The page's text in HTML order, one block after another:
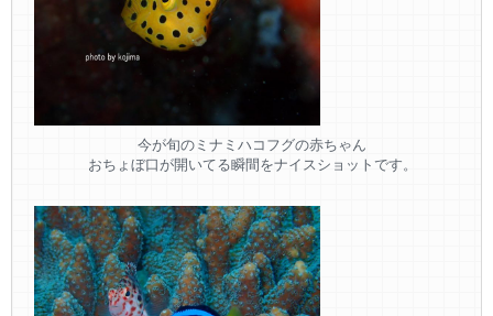
今が旬のミナミハコフグの赤ちゃん
おちょぼ口が開いてる瞬間をナイスショットです。